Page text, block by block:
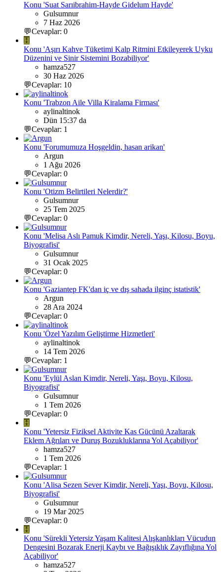
Konu 'Suat Sarıibrahim-Hayde Gidelum Hayde'
Gulsumnur
7 Haz 2026
💬Cevaplar: 0
H
Konu 'Aşırı Kahve Tüketimi Kalp Ritmini Etkileyerek Uyku
Düzenini ve Sinir Sistemini Bozabiliyor'
hamza527
30 Haz 2026
💬Cevaplar: 10
Konu 'Trabzon Aile Villa Kiralama Firması'
aylinaltinok
Dün 15:37 da
💬Cevaplar: 1
Konu 'Forumumuza Hoşgeldin, hasan arikan'
Argun
1 Ağu 2026
💬Cevaplar: 0
Konu 'Otizm Belirtileri Nelerdir?'
Gulsumnur
25 Tem 2025
💬Cevaplar: 0
Konu 'Melisa Aslı Pamuk Kimdir, Nereli, Yaşı, Kilosu, Boyu,
Biyografisi'
Gulsumnur
31 Ocak 2025
💬Cevaplar: 0
Konu 'Gaziantep FK'dan iç ve dış sahada ilginç istatistik'
Argun
28 Ara 2024
💬Cevaplar: 0
Konu 'Özel Yazılım Geliştirme Hizmetleri'
aylinaltinok
14 Tem 2026
💬Cevaplar: 1
Konu 'Eylül Aslan Kimdir, Nereli, Yaşı, Boyu, Kilosu,
Biyografisi'
Gulsumnur
1 Tem 2026
💬Cevaplar: 0
H
Konu 'Yetersiz Fiziksel Aktivite Kas Gücünü Azaltarak
Eklem Ağrıları ve Duruş Bozukluklarına Yol Açabiliyor'
hamza527
1 Tem 2026
💬Cevaplar: 1
Konu 'Alisa Sezen Sever Kimdir, Nereli, Yaşı, Boyu, Kilosu,
Biyografisi'
Gulsumnur
19 Mar 2025
💬Cevaplar: 0
H
Konu 'Sürekli Yetersiz Yaşam Kalitesi Alışkanlıkları Vücudun
Dengesini Bozarak Enerji Kaybı ve Bağışıklık Zayıflığına Yol
Açabiliyor'
hamza527